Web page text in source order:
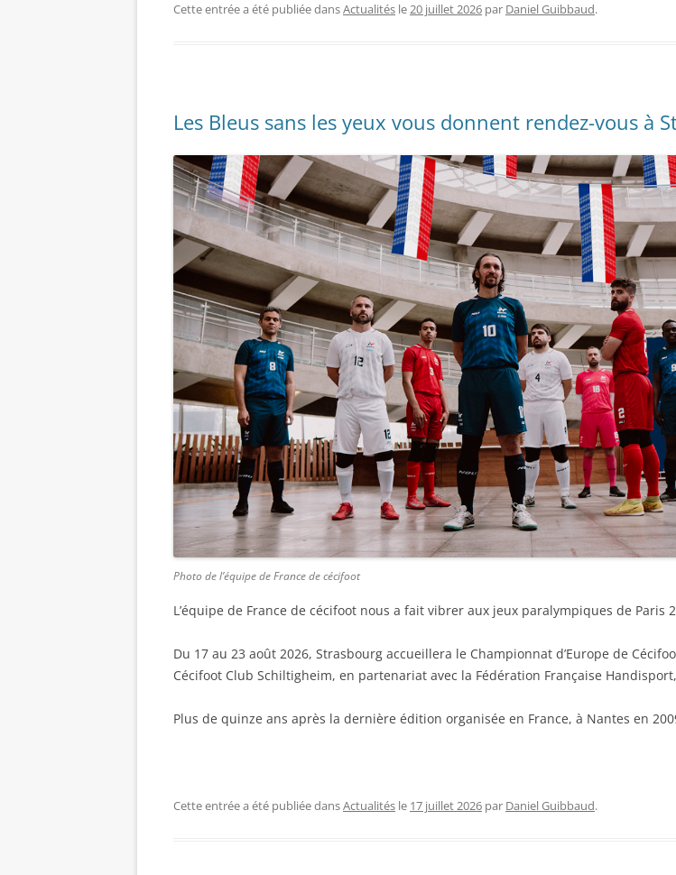
Cette entrée a été publiée dansActualités le20 juillet 2026 par Daniel Guibbaud.
Les Bleus sans les yeux vous donnent rendez-vous à
Photo de l’équipe de France de cécifoot
L’équipe de France de cécifoot nous a fait vibrer aux jeux paralympiques de Paris
Du 17 au 23 août 2026, Strasbourg accueillera le Championnat d’Europe de
Cécifoot Club Schiltigheim, en partenariat avec la Fédération Française
Plus de quinze ans après la dernière édition organisée en France, à Nantes en
Cette entrée a été publiée dansActualités le 17 juillet 2026 par Daniel Guibbaud.